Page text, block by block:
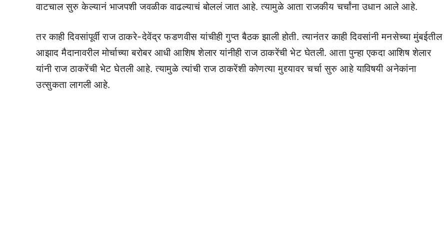
वाटचाल सुरु केल्यानं भाजपशी जवळीक वाढल्याचं बोललं जात आहे. त्यामुळे आता राजकीय चर्चांना उधान आले आहे.
तर काही दिवसांपूर्वी राज ठाकरे-देवेंद्र फडणवीस यांचीही गुप्त बैठक झाली होती. त्यानंतर काही दिवसांनी मनसेच्या मुंबईतील
आझाद मैदानावरील मोर्चाच्या बरोबर आधी आशिष शेलार यांनीही राज ठाकरेंची भेट घेतली. आता पुन्हा एकदा आशिष शेलार
यांनी राज ठाकरेंची भेट घेतली आहे. त्यामुळे त्यांची राज ठाकरेंशी कोणत्या मुद्द्यावर चर्चा सुरु आहे याविषयी अनेकांना
उत्सुकता लागली आहे.